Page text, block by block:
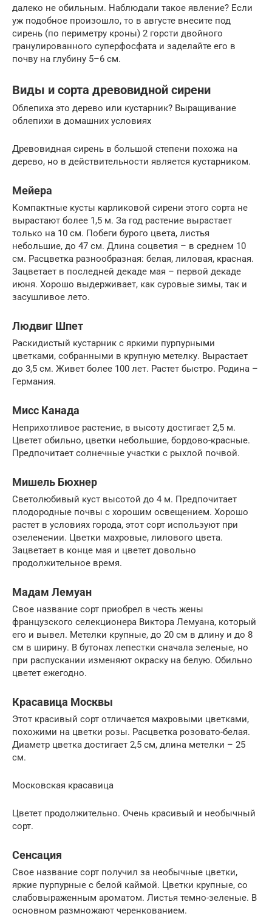
далеко не обильным. Наблюдали такое явление? Если
уж подобное произошло, то в августе внесите под
сирень (по периметру кроны) 2 горсти двойного
гранулированного суперфосфата и заделайте его в
почву на глубину 5–6 см.
Виды и сорта древовидной сирени
Облепиха это дерево или кустарник? Выращивание
облепихи в домашних условиях
Древовидная сирень в большой степени похожа на
дерево, но в действительности является кустарником.
Мейера
Компактные кусты карликовой сирени этого сорта не
вырастают более 1,5 м. За год растение вырастает
только на 10 см. Побеги бурого цвета, листья
небольшие, до 47 см. Длина соцветия – в среднем 10
см. Расцветка разнообразная: белая, лиловая, красная.
Зацветает в последней декаде мая – первой декаде
июня. Хорошо выдерживает, как суровые зимы, так и
засушливое лето.
Людвиг Шпет
Раскидистый кустарник с яркими пурпурными
цветками, собранными в крупную метелку. Вырастает
до 3,5 см. Живет более 100 лет. Растет быстро. Родина –
Германия.
Мисс Канада
Неприхотливое растение, в высоту достигает 2,5 м.
Цветет обильно, цветки небольшие, бордово-красные.
Предпочитает солнечные участки с рыхлой почвой.
Мишель Бюхнер
Светолюбивый куст высотой до 4 м. Предпочитает
плодородные почвы с хорошим освещением. Хорошо
растет в условиях города, этот сорт используют при
озеленении. Цветки махровые, лилового цвета.
Зацветает в конце мая и цветет довольно
продолжительное время.
Мадам Лемуан
Свое название сорт приобрел в честь жены
французского селекционера Виктора Лемуана, который
его и вывел. Метелки крупные, до 20 см в длину и до 8
см в ширину. В бутонах лепестки сначала зеленые, но
при распускании изменяют окраску на белую. Обильно
цветет ежегодно.
Красавица Москвы
Этот красивый сорт отличается махровыми цветками,
похожими на цветки розы. Расцветка розовато-белая.
Диаметр цветка достигает 2,5 см, длина метелки – 25
см.
Московская красавица
Цветет продолжительно. Очень красивый и необычный
сорт.
Сенсация
Свое название сорт получил за необычные цветки,
яркие пурпурные с белой каймой. Цветки крупные, со
слабовыраженным ароматом. Листья темно-зеленые. В
основном размножают черенкованием.